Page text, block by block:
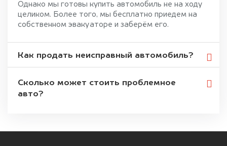
Однако мы готовы купить автомобиль не на ходу
целиком. Более того, мы бесплатно приедем на
собственном эвакуаторе и заберём его.
Как продать неисправный автомобиль?
Сколько может стоить проблемное
авто?